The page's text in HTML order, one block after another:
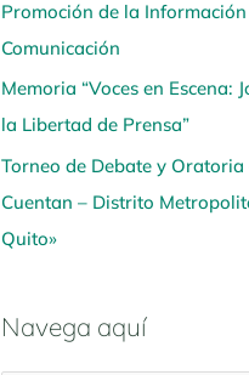
Promoción de la
Comunicación
Memoria “Voces en Escena:
la Libertad de Prensa”
Torneo de Debate y Oratoria
Cuentan – Distrito
Quito»
Navega aquí